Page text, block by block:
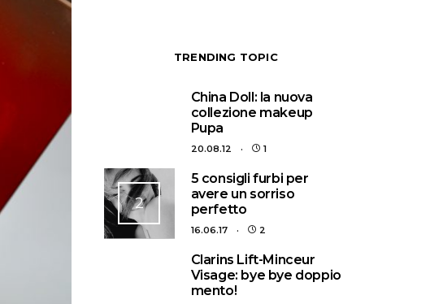
TRENDING TOPIC
China Doll: la nuova
collezione makeup
Pupa
20.08.12 1
2
5 consigli furbi per
avere un sorriso
perfetto
16.06.17 2
Clarins Lift-Minceur
Visage: bye bye doppio
mento!